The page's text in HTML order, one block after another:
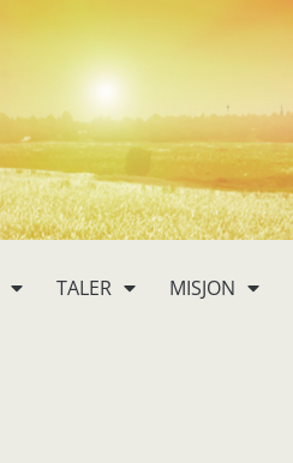
TALER MISJON